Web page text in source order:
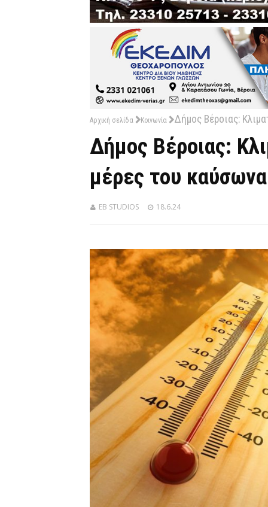
Αρχική σελίδα Κοινωνία Δήμος Βέροιας:
Δήμος Βέροιας:
μέρες του καύσωνα
EB STUDIOS 18.6.24